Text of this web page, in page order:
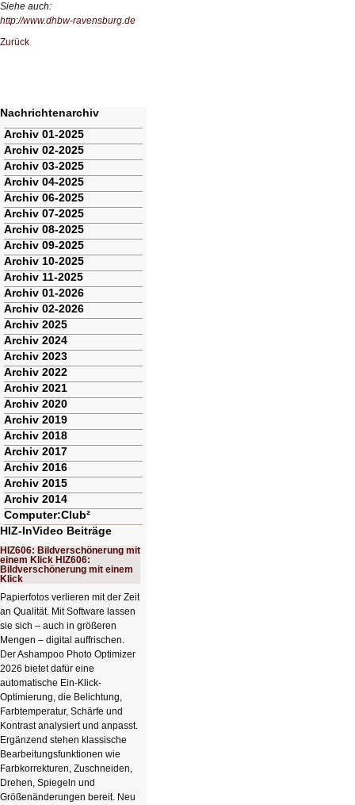
Siehe auch:
http://www.dhbw-ravensburg.de
Zurück
Nachrichtenarchiv
Navigation
überspringen
Archiv 01-2025
Archiv 02-2025
Archiv 03-2025
Archiv 04-2025
Archiv 06-2025
Archiv 07-2025
Archiv 08-2025
Archiv 09-2025
Archiv 10-2025
Archiv 11-2025
Archiv 01-2026
Archiv 02-2026
Archiv 2025
Archiv 2024
Archiv 2023
Archiv 2022
Archiv 2021
Archiv 2020
Archiv 2019
Archiv 2018
Archiv 2017
Archiv 2016
Archiv 2015
Archiv 2014
Computer:Club²
HIZ-InVideo Beiträge
HIZ606: Bildverschönerung mit
einem Klick HIZ606:
Bildverschönerung mit einem
Klick
Papierfotos verlieren mit der Zeit
an Qualität. Mit Software lassen
sie sich – auch in größeren
Mengen – digital auffrischen.
Der Ashampoo Photo Optimizer
2026 bietet dafür eine
automatische Ein-Klick-
Optimierung, die Belichtung,
Farbtemperatur, Schärfe und
Kontrast analysiert und anpasst.
Ergänzend stehen klassische
Bearbeitungsfunktionen wie
Farbkorrekturen, Zuschneiden,
Drehen, Spiegeln und
Größenänderungen bereit. Neu